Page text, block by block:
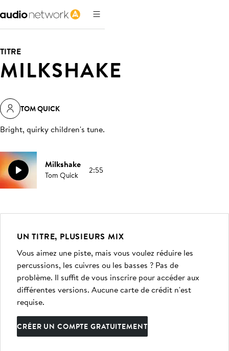
TITRE
MILKSHAKE
TOM QUICK
Bright, quirky children's tune.
Milkshake
Tom Quick 2:55
UN TITRE, PLUSIEURS MIX
Vous aimez une piste, mais vous voulez réduire les
percussions, les cuivres ou les basses ? Pas de
problème. Il suffit de vous inscrire pour accéder aux
différentes versions. Aucune carte de crédit n'est
requise.
CRÉER UN COMPTE GRATUITEMENT